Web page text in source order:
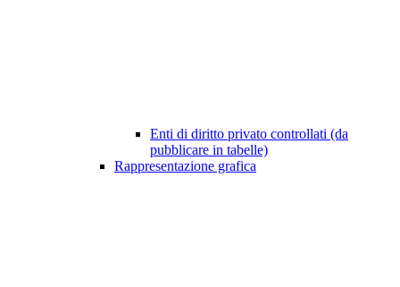
Enti di diritto privato controllati (da
pubblicare in tabelle)
Rappresentazione grafica